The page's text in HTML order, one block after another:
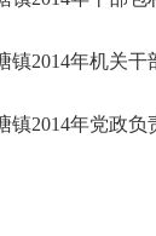
镇2014年机关干
镇2014年党政负